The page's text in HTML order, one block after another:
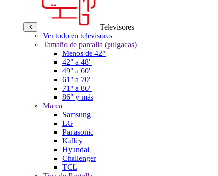
Televisores
Ver todo en televisores
Tamaño de pantalla (pulgadas)
Menos de 42"
42" a 48"
49" a 60"
61" a 70"
71" a 86"
86" y más
Marca
Samsung
LG
Panasonic
Kalley
Hyundai
Challenger
TCL